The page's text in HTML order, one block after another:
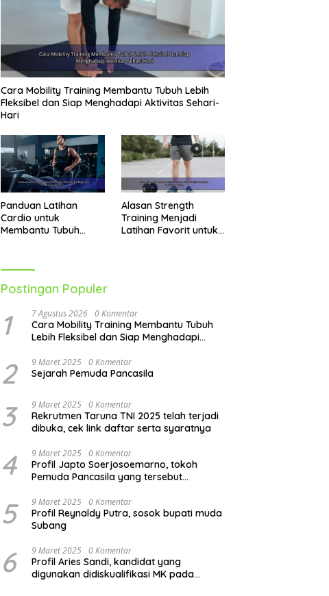
Cara Mobility Training Membantu Tubuh Lebih
Fleksibel dan Siap Menghadapi Aktivitas Sehari-
Hari
Panduan Latihan
Cardio untuk
Membantu Tubuh
Alasan Strength
Training Menjadi
Latihan Favorit untuk
Postingan Populer
1 7 Agustus 2026 0 Komentar
Cara Mobility Training Membantu Tubuh
Lebih Fleksibel dan Siap Menghadapi
2 9 Maret 2025 0 Komentar
Sejarah Pemuda Pancasila
3 9 Maret 2025 0 Komentar
Rekrutmen Taruna TNI 2025 telah terjadi
dibuka, cek link daftar serta syaratnya
4 9 Maret 2025 0 Komentar
Profil Japto Soerjosoemarno, tokoh
Pemuda Pancasila yang tersebut
5 9 Maret 2025 0 Komentar
Profil Reynaldy Putra, sosok bupati muda
Subang
6 9 Maret 2025 0 Komentar
Profil Aries Sandi, kandidat yang
digunakan didiskualifikasi MK pada